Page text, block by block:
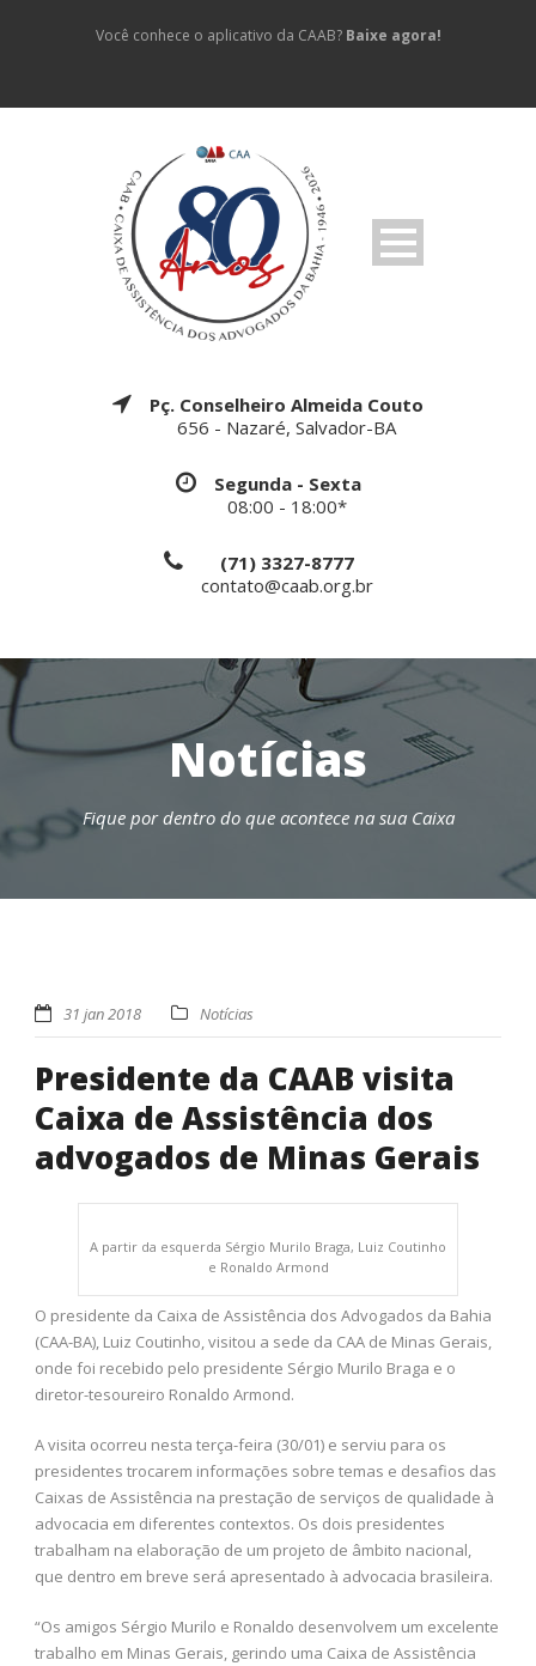
Você conhece o aplicativo da CAAB? Baixe agora!
Pç. Conselheiro Almeida Couto
656 - Nazaré, Salvador-BA
Segunda - Sexta
08:00 - 18:00*
(71) 3327-8777
contato@caab.org.br
Notícias
Fique por dentro do que acontece na sua Caixa
31 jan 2018 Notícias
Presidente da CAAB visita
Caixa de Assistência dos
advogados de Minas Gerais
A partir da esquerda Sérgio Murilo Braga, Luiz Coutinho
e Ronaldo Armond
O presidente da Caixa de Assistência dos Advogados da Bahia
(CAA-BA), Luiz Coutinho, visitou a sede da CAA de Minas Gerais,
onde foi recebido pelo presidente Sérgio Murilo Braga e o
diretor-tesoureiro Ronaldo Armond.
A visita ocorreu nesta terça-feira (30/01) e serviu para os
presidentes trocarem informações sobre temas e desafios das
Caixas de Assistência na prestação de serviços de qualidade à
advocacia em diferentes contextos. Os dois presidentes
trabalham na elaboração de um projeto de âmbito nacional,
que dentro em breve será apresentado à advocacia brasileira.
“Os amigos Sérgio Murilo e Ronaldo desenvolvem um excelente
trabalho em Minas Gerais, gerindo uma Caixa de Assistência